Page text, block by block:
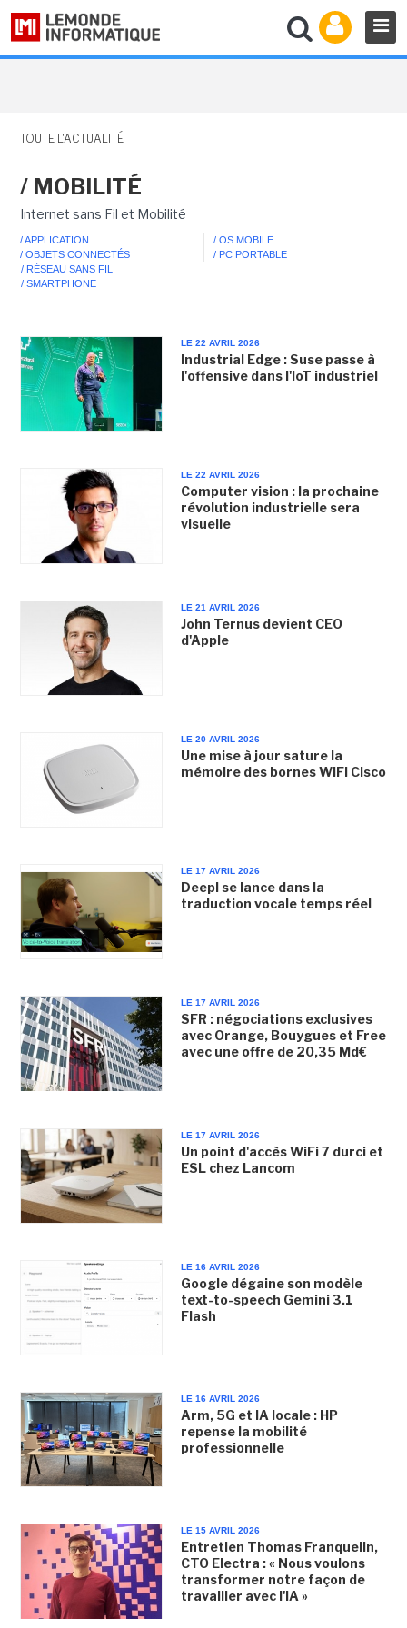
TOUTE L'ACTUALITÉ
/ MOBILITÉ
Internet sans Fil et Mobilité
/ APPLICATION
/ OBJETS CONNECTÉS
/ OS MOBILE
/ PC PORTABLE
/ RÉSEAU SANS FIL
/ SMARTPHONE
LE 22 AVRIL 2026
Industrial Edge : Suse passe à
l'offensive dans l'IoT industriel
LE 22 AVRIL 2026
Computer vision : la prochaine
révolution industrielle sera
visuelle
LE 21 AVRIL 2026
John Ternus devient CEO
d'Apple
LE 20 AVRIL 2026
Une mise à jour sature la
mémoire des bornes WiFi Cisco
LE 17 AVRIL 2026
Deepl se lance dans la
traduction vocale temps réel
LE 17 AVRIL 2026
SFR : négociations exclusives
avec Orange, Bouygues et Free
avec une offre de 20,35 Md€
LE 17 AVRIL 2026
Un point d'accès WiFi 7 durci et
ESL chez Lancom
LE 16 AVRIL 2026
Google dégaine son modèle
text-to-speech Gemini 3.1
Flash
LE 16 AVRIL 2026
Arm, 5G et IA locale : HP
repense la mobilité
professionnelle
LE 15 AVRIL 2026
Entretien Thomas Franquelin,
CTO Electra : « Nous voulons
transformer notre façon de
travailler avec l'IA »